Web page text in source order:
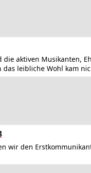
die aktiven Musikanten,
das leibliche Wohl kam
wir den